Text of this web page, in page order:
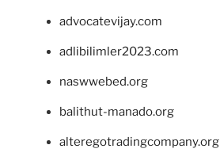
advocatevijay.com
adlibilimler2023.com
naswwebed.org
balithut-manado.org
alteregotradingcompany.org